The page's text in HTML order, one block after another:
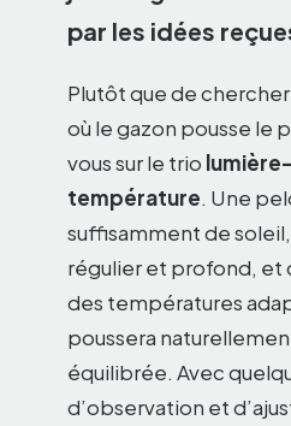
par les idées
Plutôt que de
où le gazon pousse le
vous sur le trio
température. Une
suffisamment de
régulier et profond, et
des températures
poussera
équilibrée. Avec
d’observation et